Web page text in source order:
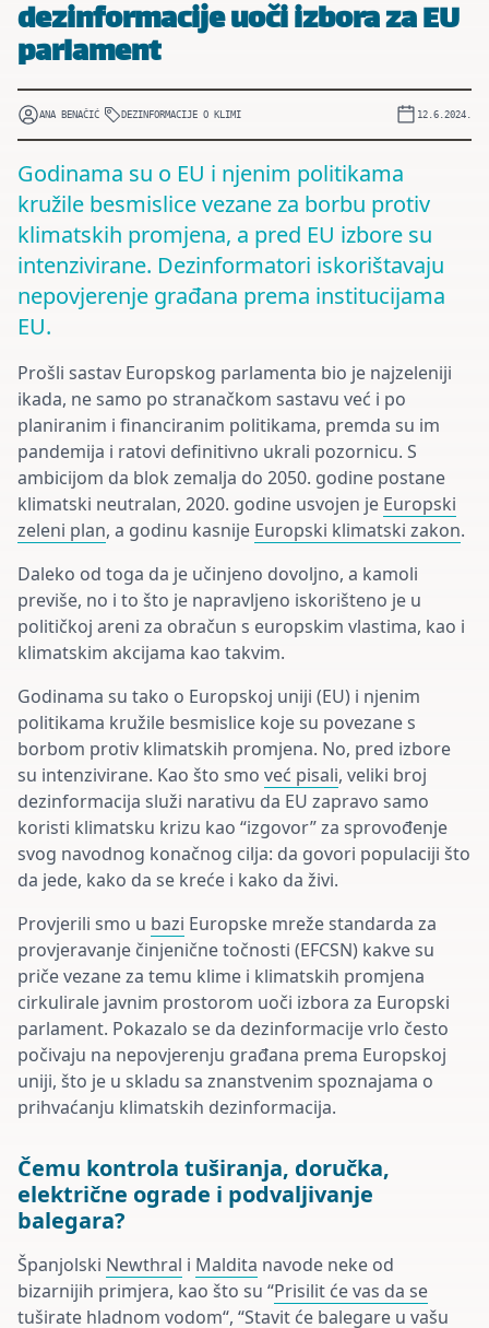
dezinformacije uoči izbora za EU
parlament
ANA BENAČIĆ DEZINFORMACIJE O KLIMI 12.6.2024.
Godinama su o EU i njenim politikama
kružile besmislice vezane za borbu protiv
klimatskih promjena, a pred EU izbore su
intenzivirane. Dezinformatori iskorištavaju
nepovjerenje građana prema institucijama
EU.
Prošli sastav Europskog parlamenta bio je najzeleniji
ikada, ne samo po stranačkom sastavu već i po
planiranim i financiranim politikama, premda su im
pandemija i ratovi definitivno ukrali pozornicu. S
ambicijom da blok zemalja do 2050. godine postane
klimatski neutralan, 2020. godine usvojen je Europski
zeleni plan, a godinu kasnije Europski klimatski zakon.
Daleko od toga da je učinjeno dovoljno, a kamoli
previše, no i to što je napravljeno iskorišteno je u
političkoj areni za obračun s europskim vlastima, kao i
klimatskim akcijama kao takvim.
Godinama su tako o Europskoj uniji (EU) i njenim
politikama kružile besmislice koje su povezane s
borbom protiv klimatskih promjena. No, pred izbore
su intenzivirane. Kao što smo već pisali, veliki broj
dezinformacija služi narativu da EU zapravo samo
koristi klimatsku krizu kao “izgovor” za sprovođenje
svog navodnog konačnog cilja: da govori populaciji što
da jede, kako da se kreće i kako da živi.
Provjerili smo u bazi Europske mreže standarda za
provjeravanje činjenične točnosti (EFCSN) kakve su
priče vezane za temu klime i klimatskih promjena
cirkulirale javnim prostorom uoči izbora za Europski
parlament. Pokazalo se da dezinformacije vrlo često
počivaju na nepovjerenju građana prema Europskoj
uniji, što je u skladu sa znanstvenim spoznajama o
prihvaćanju klimatskih dezinformacija.
Čemu kontrola tuširanja, doručka,
električne ograde i podvaljivanje
balegara?
Španjolski Newthral i Maldita navode neke od
bizarnijih primjera, kao što su “Prisilit će vas da se
tuširate hladnom vodom“, “Stavit će balegare u vašu